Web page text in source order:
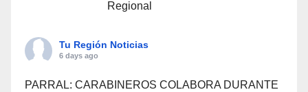
Regional
Tu Región Noticias
6 days ago
PARRAL: CARABINEROS COLABORA DURANTE